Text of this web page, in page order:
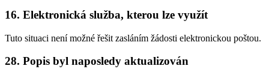
16. Elektronická služba, kterou lze využít
Tuto situaci není možné řešit zasláním žádosti elektronickou poštou.
28. Popis byl naposledy aktualizován